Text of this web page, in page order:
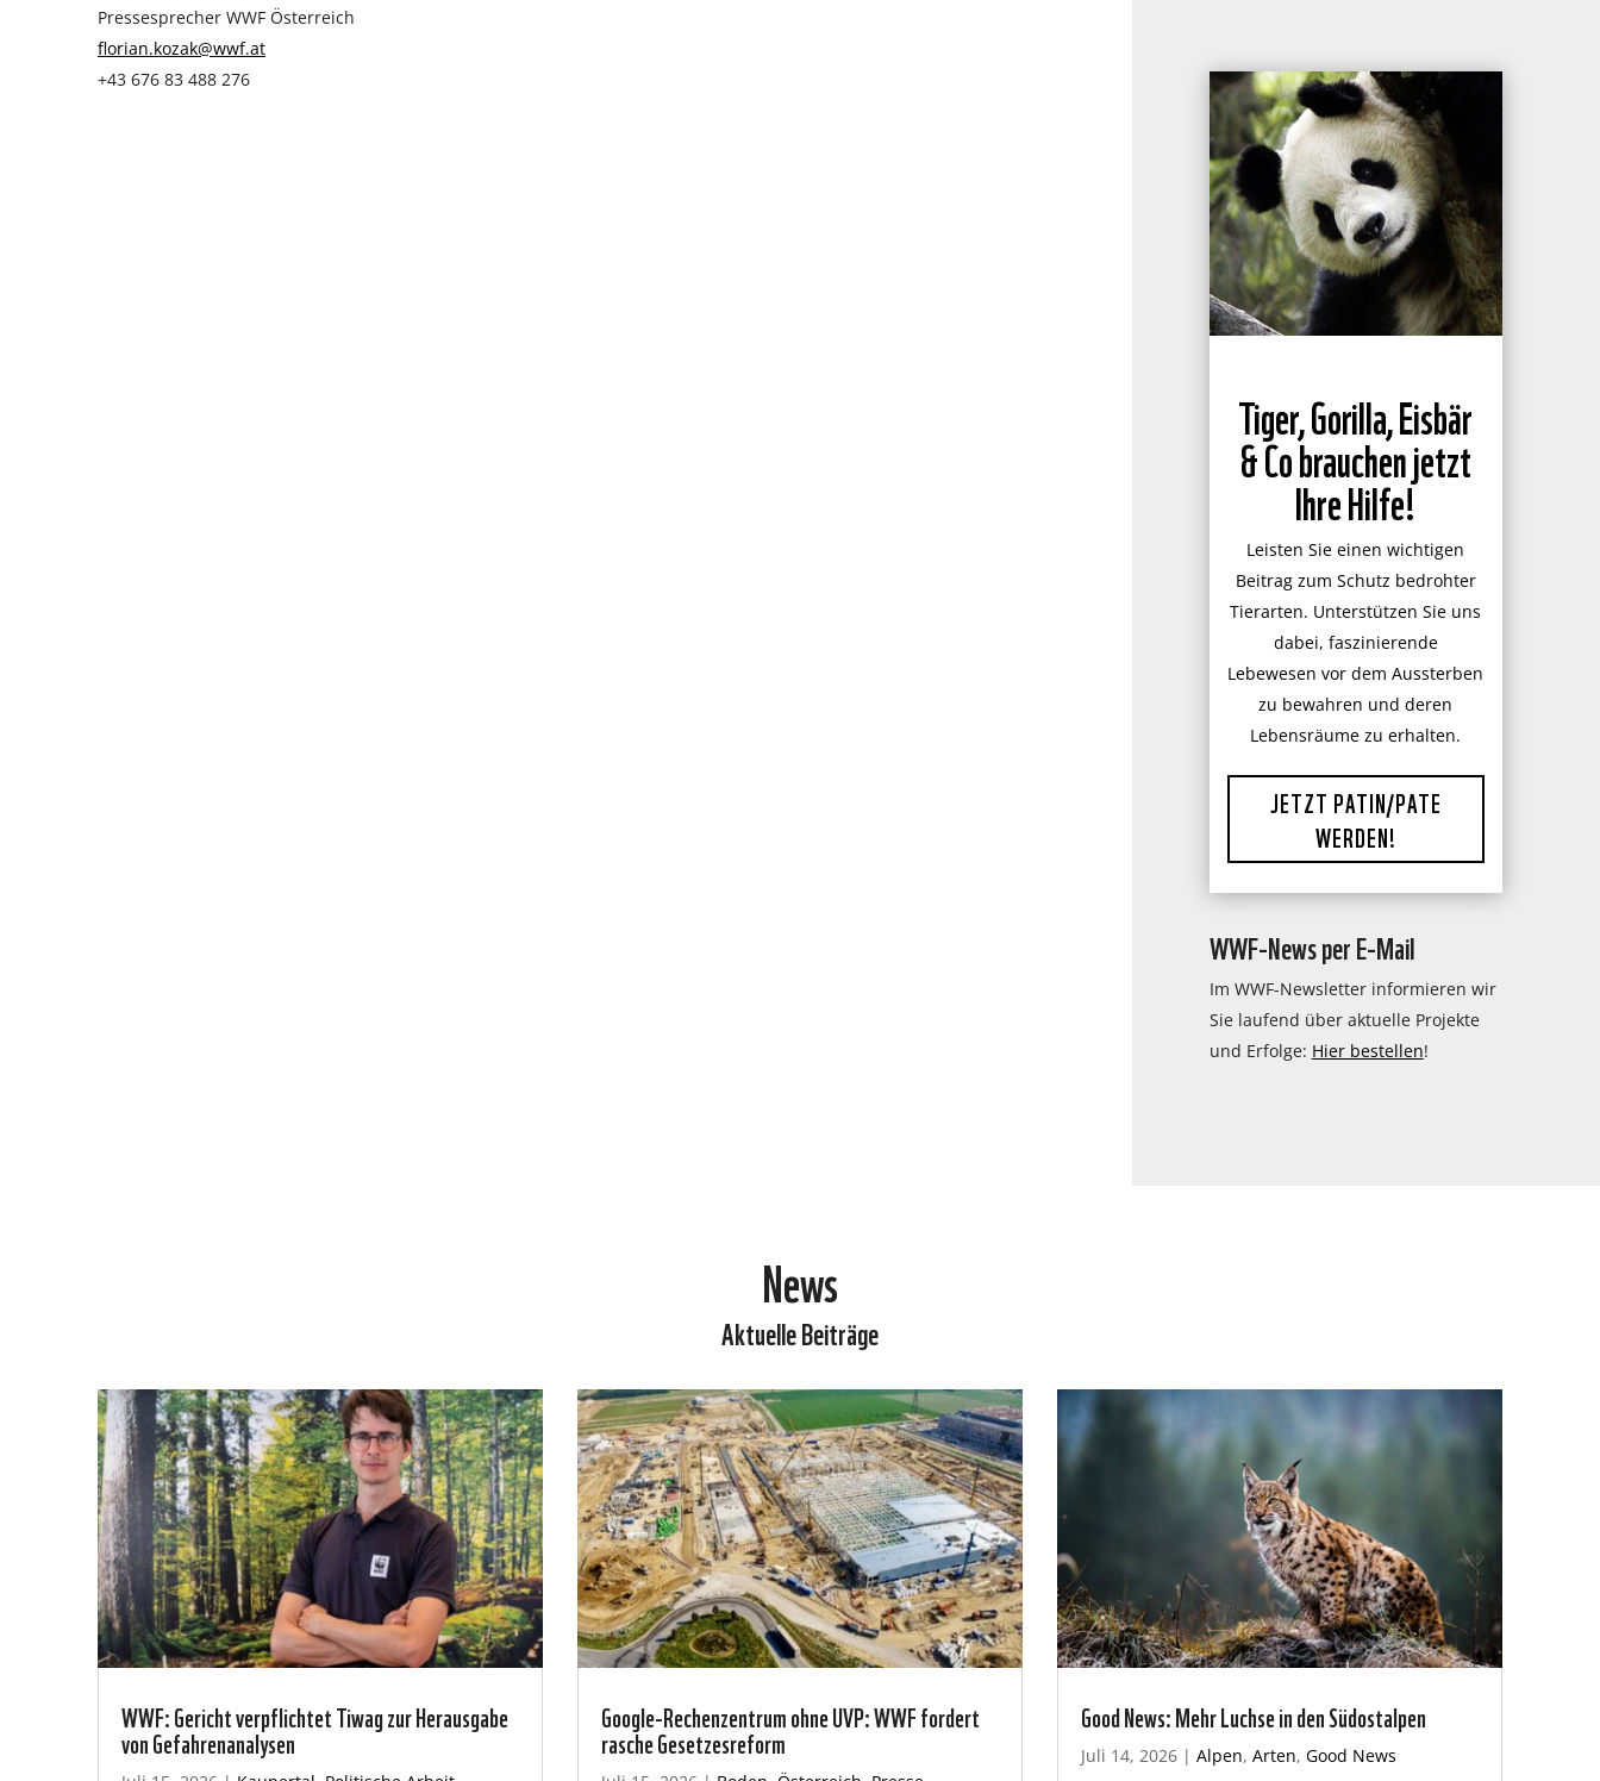
Pressesprecher WWF Österreich
florian.kozak@wwf.at
+43 676 83 488 276
Tiger, Gorilla, Eisbär
& Co brauchen jetzt
Ihre Hilfe!
Leisten Sie einen wichtigen
Beitrag zum Schutz bedrohter
Tierarten. Unterstützen Sie uns
dabei, faszinierende
Lebewesen vor dem Aussterben
zu bewahren und deren
Lebensräume zu erhalten.
JETZT PATIN/PATE
WERDEN!
WWF-News per E-Mail
Im WWF-Newsletter informieren wir
Sie laufend über aktuelle Projekte
und Erfolge: Hier bestellen!
News
Aktuelle Beiträge
WWF: Gericht verpflichtet Tiwag zur Herausgabe
von Gefahrenanalysen
Google-Rechenzentrum ohne UVP: WWF fordert
rasche Gesetzesreform
Good News: Mehr Luchse in den Südostalpen
Juli 14, 2026| Alpen, Arten, Good News